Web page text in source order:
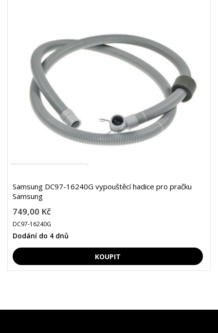
Samsung DC97-16240G vypouštěcí hadice pro pračku
Samsung
749,00 Kč
DC97-16240G
Dodání do 4 dnů